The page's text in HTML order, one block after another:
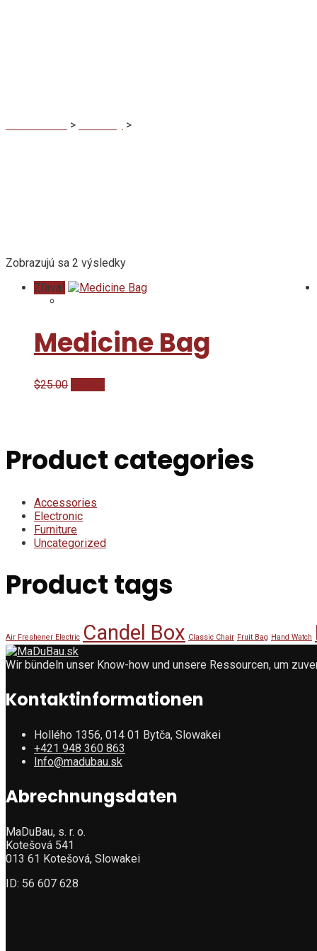
> >
Zobrazujú sa 2 výsledky
Zľava!
Medicine Bag
$25.00
Product categories
Accessories
Electronic
Furniture
Uncategorized
Product tags
Air Freshener Electric Candel Box Classic Chair Fruit Bag Hand Watch
Wir bündeln unser Know-how und unsere Ressourcen, um
Kontaktinformationen
Hollého 1356, 014 01 Bytča, Slowakei
+421 948 360 863
Info@madubau.sk
Abrechnungsdaten
MaDuBau, s. r. o.
Kotešová 541
013 61 Kotešová, Slowakei
ID: 56 607 628